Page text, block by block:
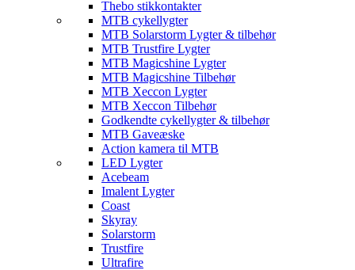
Thebo stikkontakter
MTB cykellygter
MTB Solarstorm Lygter & tilbehør
MTB Trustfire Lygter
MTB Magicshine Lygter
MTB Magicshine Tilbehør
MTB Xeccon Lygter
MTB Xeccon Tilbehør
Godkendte cykellygter & tilbehør
MTB Gaveæske
Action kamera til MTB
LED Lygter
Acebeam
Imalent Lygter
Coast
Skyray
Solarstorm
Trustfire
Ultrafire